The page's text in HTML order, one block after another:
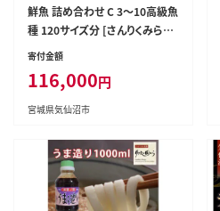
鮮魚 詰め合わせ C 3～10高級魚
種 120サイズ分 [さんりくみらい
宮城県 気仙沼市 20563533] 産
寄付金額
116,000円
宮城県気仙沼市